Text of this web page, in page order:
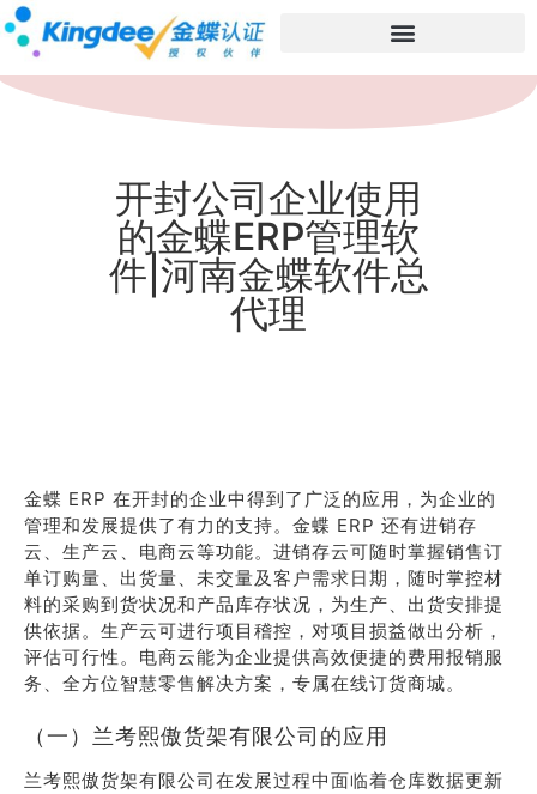
开封公司企业使用
的金蝶ERP管理软
件|河南金蝶软件总
代理
金蝶 ERP 在开封的企业中得到了广泛的应用，为企业的
管理和发展提供了有力的支持。金蝶 ERP 还有进销存
云、生产云、电商云等功能。进销存云可随时掌握销售订
单订购量、出货量、未交量及客户需求日期，随时掌控材
料的采购到货状况和产品库存状况，为生产、出货安排提
供依据。生产云可进行项目稽控，对项目损益做出分析，
评估可行性。电商云能为企业提供高效便捷的费用报销服
务、全方位智慧零售解决方案，专属在线订货商城。
（一）兰考熙傲货架有限公司的应用
兰考熙傲货架有限公司在发展过程中面临着仓库数据更新